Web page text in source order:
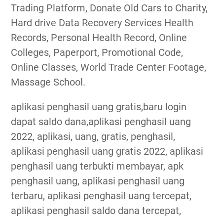
Trading Platform, Donate Old Cars to Charity,
Hard drive Data Recovery Services Health
Records, Personal Health Record, Online
Colleges, Paperport, Promotional Code,
Online Classes, World Trade Center Footage,
Massage School.
aplikasi penghasil uang gratis,baru login
dapat saldo dana,aplikasi penghasil uang
2022, aplikasi, uang, gratis, penghasil,
aplikasi penghasil uang gratis 2022, aplikasi
penghasil uang terbukti membayar, apk
penghasil uang, aplikasi penghasil uang
terbaru, aplikasi penghasil uang tercepat,
aplikasi penghasil saldo dana tercepat,